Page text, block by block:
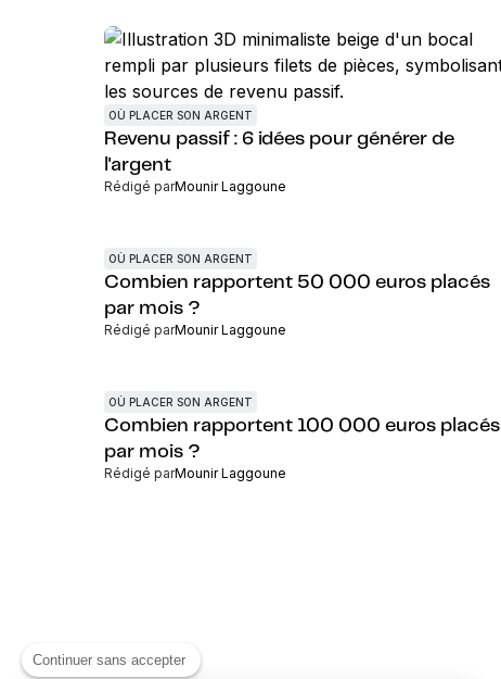
Continuer sans accepter
OÙ PLACER SON ARGENT
Revenu passif : 6 idées pour générer de
l'argent
Rédigé parMounir Laggoune
OÙ PLACER SON ARGENT
Combien rapportent 50 000 euros placés
par mois ?
Rédigé parMounir Laggoune
OÙ PLACER SON ARGENT
Combien rapportent 100 000 euros placés
par mois ?
Rédigé parMounir Laggoune